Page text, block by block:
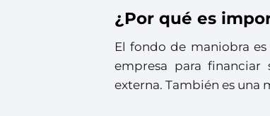
¿Por qué es
El fondo de maniobra
empresa para
externa. También es una